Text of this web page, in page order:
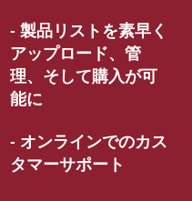
- 製品リストを素早く
アップロード、管
理、そして購入が可
能に
- オンラインでのカス
タマーサポート